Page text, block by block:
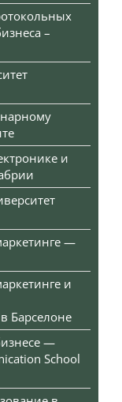
–
и
—
и
Барселоне
—
School